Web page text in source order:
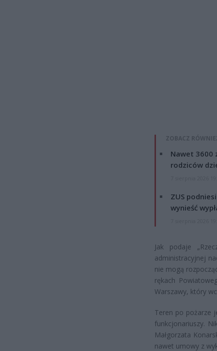
ZOBACZ
Nawet 3600
rodziców
ZUS
wynieść
Jak podaje
administracyjnej
nie mogą
rękach
Warszawy, który
Teren po pożarze
funkcjonariuszy.
Małgorzata
nawet umowy z